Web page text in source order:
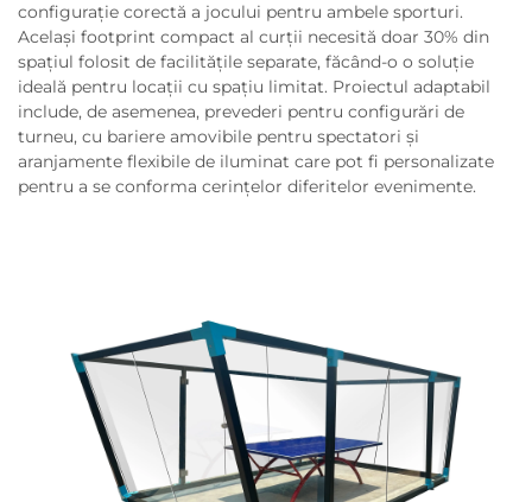
configurație corectă a jocului pentru ambele sporturi.
Același footprint compact al curții necesită doar 30% din
spațiul folosit de facilitățile separate, făcând-o o soluție
ideală pentru locații cu spațiu limitat. Proiectul adaptabil
include, de asemenea, prevederi pentru configurări de
turneu, cu bariere amovibile pentru spectatori și
aranjamente flexibile de iluminat care pot fi personalizate
pentru a se conforma cerințelor diferitelor evenimente.